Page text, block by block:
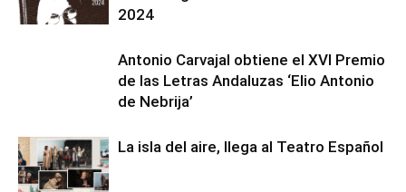
2024
Antonio Carvajal obtiene el XVI Premio
de las Letras Andaluzas ‘Elio Antonio
de Nebrija’
La isla del aire, llega al Teatro Español